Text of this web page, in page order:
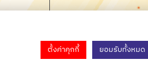
ตั้งค่าคุกกี้ ยอมรับทั้งหมด